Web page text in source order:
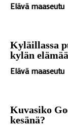
Elävä maaseutu
Kyläillassa
kylän
Elävä maaseutu
Kuvasiko
kesänä?